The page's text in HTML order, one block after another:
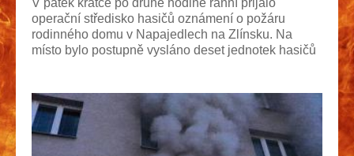
operační středisko hasičů oznámení o požáru
rodinného domu v Napajedlech na Zlínsku. Na
místo bylo postupně vysláno deset jednotek hasičů